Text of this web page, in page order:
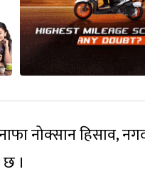
नोक्सान हिसाव,
।